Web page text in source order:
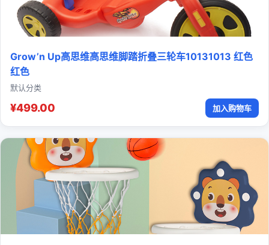
Grow’n Up高思维高思维脚踏折叠三轮车10131013 红色
红色
默认分类
¥499.00 加入购物车